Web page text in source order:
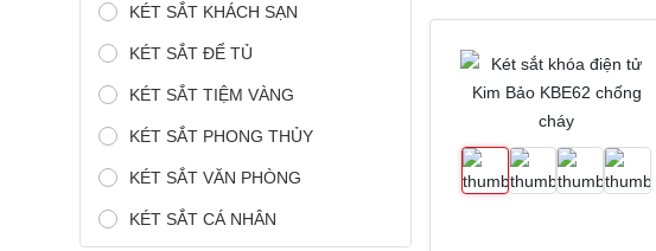
KÉT SẮT KHÁCH SẠN
KÉT SẮT ĐỂ TỦ
KÉT SẮT TIỆM VÀNG
KÉT SẮT PHONG THỦY
KÉT SẮT VĂN PHÒNG
KÉT SẮT CÁ NHÂN